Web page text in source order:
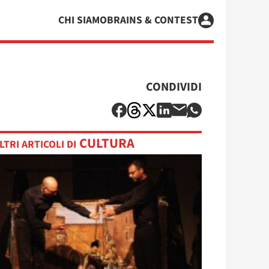
CHI SIAMOBRAINS & CONTEST
CONDIVIDI
ARTICOLI DI CULTURA